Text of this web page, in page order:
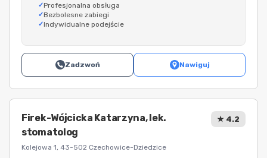
Profesjonalna obsługa
Bezbolesne zabiegi
Indywidualne podejście
Zadzwoń Nawiguj
Firek-Wójcicka Katarzyna, lek.
stomatolog
Kolejowa 1, 43-502 Czechowice-Dziedzice
★ 4.2